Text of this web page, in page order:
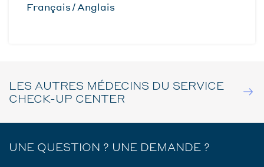
Français Anglais
LES AUTRES MÉDECINS DU SERVICE
CHECK-UP CENTER
UNE QUESTION ? UNE DEMANDE ?